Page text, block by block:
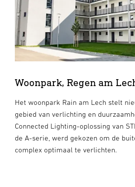
Woonpark, Regen am
Het woonpark Rain am Lech stelt
gebied van verlichting en
Connected Lighting-oplossing van
de A-serie, werd gekozen om de
complex optimaal te verlichten.